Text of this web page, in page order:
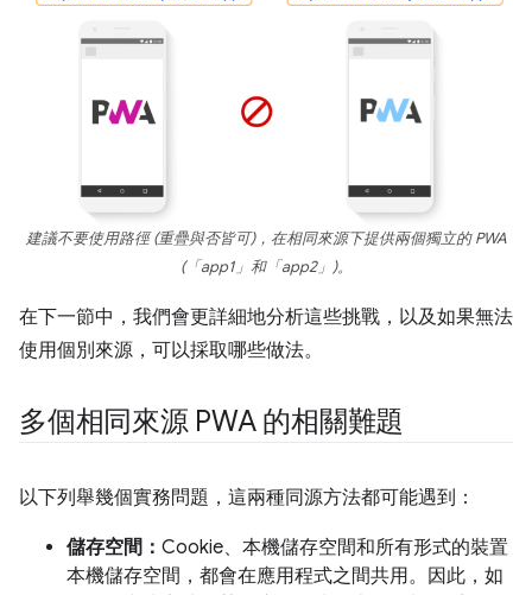
建議不要使用路徑 (重疊與否皆可)，在相同來源下提供兩個獨立的 PWA
(「app1」和「app2」)。
在下一節中，我們會更詳細地分析這些挑戰，以及如果無法
使用個別來源，可以採取哪些做法。
多個相同來源 PWA 的相關難題
以下列舉幾個實務問題，這兩種同源方法都可能遇到：
儲存空間： Cookie、本機儲存空間和所有形式的裝置
本機儲存空間，都會在應用程式之間共用。因此，如